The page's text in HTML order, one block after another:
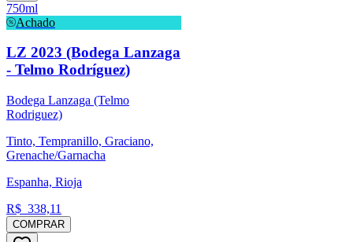
750ml
Achado
LZ 2023 (Bodega Lanzaga
- Telmo Rodríguez)
Bodega Lanzaga (Telmo
Rodriguez)
Tinto, Tempranillo, Graciano,
Grenache/Garnacha
Espanha, Rioja
R$ 338,11
COMPRAR